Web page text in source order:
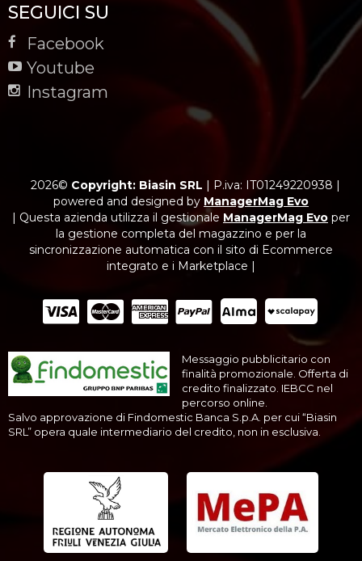
SEGUICI SU
Facebook
Youtube
Instagram
2026© Copyright: Biasin SRL | P.iva: IT01249220938 |
powered and designed by ManagerMag Evo
| Questa azienda utilizza il gestionale ManagerMag Evo per
la gestione completa del magazzino e per la
sincronizzazione automatica con il sito di Ecommerce
integrato e i Marketplace |
Messaggio pubblicitario con
finalità promozionale. Offerta di
credito finalizzato. IEBCC nel
percorso online.
Salvo approvazione di Findomestic Banca S.p.A. per cui “Biasin
SRL” opera quale intermediario del credito, non in esclusiva.